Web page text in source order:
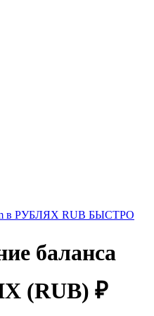
в РУБЛЯХ RUB БЫСТРО
баланса
(RUB) ₽